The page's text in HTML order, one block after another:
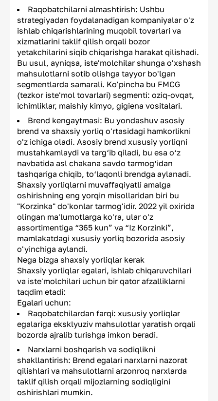
Raqobatchilarni almashtirish: Ushbu
strategiyadan foydalanadigan kompaniyalar o'z
ishlab chiqarishlarining muqobil tovarlari va
xizmatlarini taklif qilish orqali bozor
yetakchilarini siqib chiqarishga harakat qilishadi.
Bu usul, ayniqsa, iste'molchilar shunga o'xshash
mahsulotlarni sotib olishga tayyor bo'lgan
segmentlarda samarali. Ko'pincha bu FMCG
(tezkor iste'mol tovarlari) segmenti: oziq-ovqat,
ichimliklar, maishiy kimyo, gigiena vositalari.
Brend kengaytmasi: Bu yondashuv asosiy
brend va shaxsiy yorliq o'rtasidagi hamkorlikni
o'z ichiga oladi. Asosiy brend xususiy yorliqni
mustahkamlaydi va targ‘ib qiladi, bu esa o‘z
navbatida asl chakana savdo tarmog‘idan
tashqariga chiqib, to‘laqonli brendga aylanadi.
Shaxsiy yorliqlarni muvaffaqiyatli amalga
oshirishning eng yorqin misollaridan biri bu
"Korzinka" do'konlar tarmog'idir. 2022 yil oxirida
olingan ma'lumotlarga ko'ra, ular o'z
assortimentiga “365 kun” va “Iz Korzinki”,
mamlakatdagi xususiy yorliq bozorida asosiy
o'yinchiga aylandi.
Nega bizga shaxsiy yorliqlar kerak
Shaxsiy yorliqlar egalari, ishlab chiqaruvchilari
va iste'molchilari uchun bir qator afzalliklarni
taqdim etadi:
Egalari uchun:
Raqobatchilardan farqi: xususiy yorliqlar
egalariga eksklyuziv mahsulotlar yaratish orqali
bozorda ajralib turishga imkon beradi.
Narxlarni boshqarish va sodiqlikni
shakllantirish: Brend egalari narxlarni nazorat
qilishlari va mahsulotlarni arzonroq narxlarda
taklif qilish orqali mijozlarning sodiqligini
oshirishlari mumkin.